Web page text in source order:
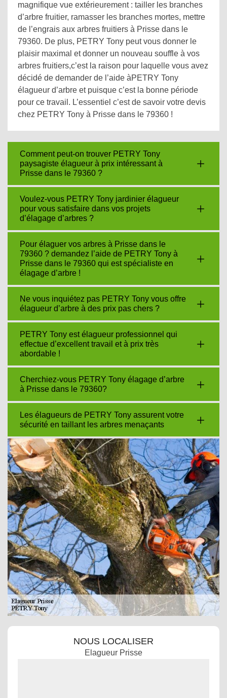
magnifique vue extérieurement : tailler les branches
d’arbre fruitier, ramasser les branches mortes, mettre
de l’engrais aux arbres fruitiers à Prisse dans le
79360. De plus, PETRY Tony peut vous donner le
plaisir maximal et donner un nouveau souffle à vos
arbres fruitiers,c’est la raison pour laquelle vous avez
décidé de demander de l’aide àPETRY Tony
élagueur d’arbre et puisque c’est la bonne période
pour ce travail. L’essentiel c’est de savoir votre devis
chez PETRY Tony à Prisse dans le 79360 !
Comment peut-on trouver PETRY Tony
paysagiste élagueur à prix intéressant à
Prisse dans le 79360 ?
Voulez-vous PETRY Tony jardinier élagueur
pour vous satisfaire dans vos projets
d’élagage d’arbres ?
Pour élaguer vos arbres à Prisse dans le
79360 ? demandez l’aide de PETRY Tony à
Prisse dans le 79360 qui est spécialiste en
élagage d’arbre !
Ne vous inquiétez pas PETRY Tony vous offre
élagueur d’arbre à des prix pas chers ?
PETRY Tony est élagueur professionnel qui
effectue d’excellent travail et à prix très
abordable !
Cherchiez-vous PETRY Tony élagage d’arbre
à Prisse dans le 79360?
Les élagueurs de PETRY Tony assurent votre
sécurité en taillant les arbres menaçants
NOUS LOCALISER
Elagueur Prisse